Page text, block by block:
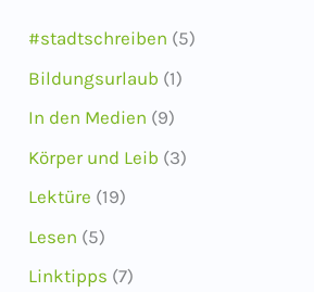
#stadtschreiben (5)
Bildungsurlaub (1)
In den Medien (9)
Körper und Leib (3)
Lektüre (19)
Lesen (5)
Linktipps (7)